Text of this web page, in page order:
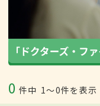
0 件中 1〜0件を表示